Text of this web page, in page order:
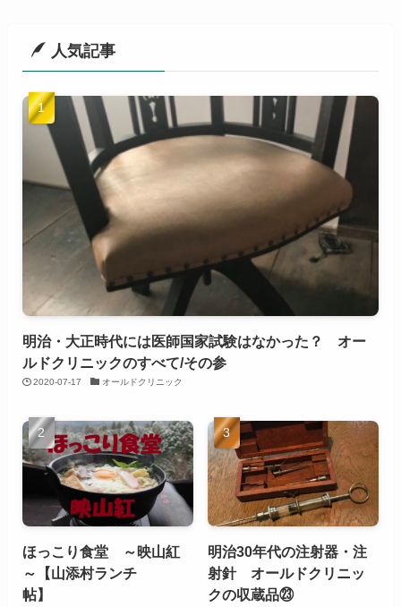
人気記事
明治・大正時代には医師国家試験はなかった？ オー
ルドクリニックのすべて/その参
2020-07-17 オールドクリニック
ほっこり食堂 ～映山紅
～【山添村ランチ
帖】
明治30年代の注射器・注
射針 オールドクリニッ
クの収蔵品㉓